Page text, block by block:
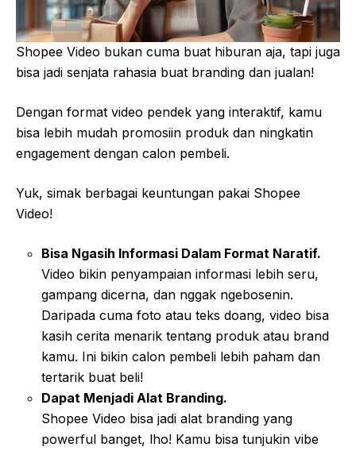
Shopee Video bukan cuma buat hiburan aja, tapi juga
bisa jadi senjata rahasia buat branding dan jualan!
Dengan format video pendek yang interaktif, kamu
bisa lebih mudah promosiin produk dan ningkatin
engagement dengan calon pembeli.
Yuk, simak berbagai keuntungan pakai Shopee
Video!
Bisa Ngasih Informasi Dalam Format Naratif.
Video bikin penyampaian informasi lebih seru,
gampang dicerna, dan nggak ngebosenin.
Daripada cuma foto atau teks doang, video bisa
kasih cerita menarik tentang produk atau brand
kamu. Ini bikin calon pembeli lebih paham dan
tertarik buat beli!
Dapat Menjadi Alat Branding.
Shopee Video bisa jadi alat branding yang
powerful banget, lho! Kamu bisa tunjukin vibe